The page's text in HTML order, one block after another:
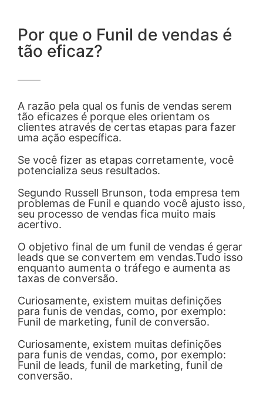
Por que o Funil de vendas é
tão eficaz?
A razão pela qual os funis de vendas serem
tão eficazes é porque eles orientam os
clientes através de certas etapas para fazer
uma ação específica.
Se você fizer as etapas corretamente, você
potencializa seus resultados.
Segundo Russell Brunson, toda empresa tem
problemas de Funil e quando você ajusto isso,
seu processo de vendas fica muito mais
acertivo.
O objetivo final de um funil de vendas é gerar
leads que se convertem em vendas.Tudo isso
enquanto aumenta o tráfego e aumenta as
taxas de conversão.
Curiosamente, existem muitas definições
para funis de vendas, como, por exemplo:
Funil de marketing, funil de conversão.
Curiosamente, existem muitas definições
para funis de vendas, como, por exemplo:
Funil de leads, funil de marketing, funil de
conversão.